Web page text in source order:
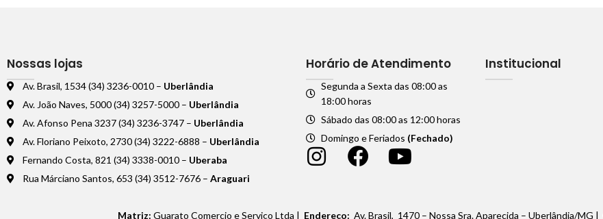
Nossas lojas
Av. Brasil, 1534 (34) 3236-0010 – Uberlândia
Av. João Naves, 5000 (34) 3257-5000 – Uberlândia
Av. Afonso Pena 3237 (34) 3236-3747 – Uberlândia
Av. Floriano Peixoto, 2730 (34) 3222-6888 – Uberlândia
Fernando Costa, 821 (34) 3338-0010 – Uberaba
Rua Márciano Santos, 653 (34) 3512-7676 – Araguari
Horário de Atendimento
Segunda a Sexta das 08:00 as
18:00 horas
Sábado das 08:00 as 12:00 horas
Domingo e Feriados (Fechado)
Institucional
Matriz: Guarato Comercio e Serviço Ltda | Endereço: Av. Brasil, 1470 – Nossa Sra. Aparecida – Uberlândia/MG |